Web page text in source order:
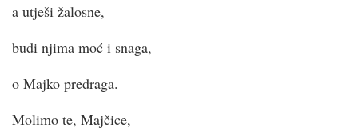
a utješi žalosne,
budi njima moć i snaga,
o Majko predraga.
Molimo te, Majčice,